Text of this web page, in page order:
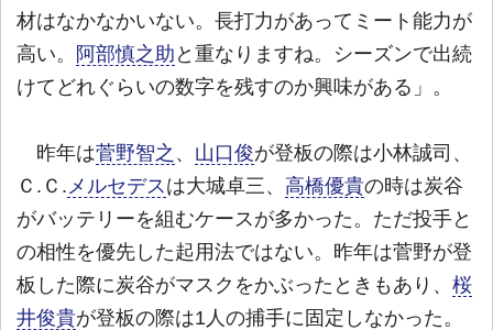
材はなかなかいない。長打力があってミート能力が
高い。 阿部慎之助 と重なりますね。シーズンで出続
けてどれぐらいの数字を残すのか興味がある」。
昨年は菅野智之 、 山口俊が登板の際は小林誠司、
Ｃ.Ｃ. メルセデス は大城卓三、 高橋優貴の時は炭谷
がバッテリーを組むケースが多かった。ただ投手と
の相性を優先した起用法ではない。昨年は菅野が登
板した際に炭谷がマスクをかぶったときもあり、 桜
井俊貴が登板の際は1人の捕手に固定しなかった。